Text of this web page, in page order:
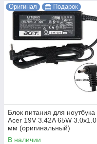
Оригинал Подарок
Блок питания для ноутбука
Acer 19V 3.42A 65W 3.0х1.0
мм (оригинальный)
В наличии